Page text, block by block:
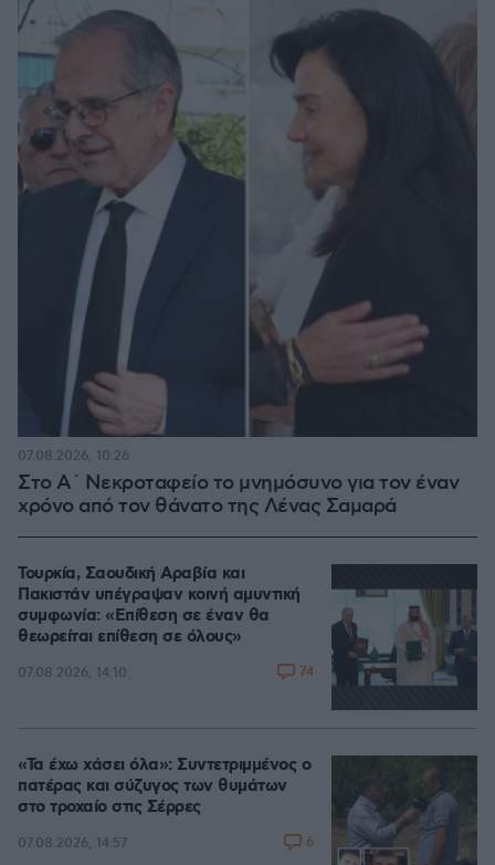
Στο Α΄ Νεκροταφείο το μνημόσυνο για τον έναν
χρόνο από τον θάνατο της Λένας Σαμαρά
07.08.2026, 10:26
Τουρκία, Σαουδική Αραβία και
Πακιστάν υπέγραψαν κοινή αμυντική
συμφωνία: «Επίθεση σε έναν θα
θεωρείται επίθεση σε όλους»
07.08.2026, 14:10 74
«Τα έχω χάσει όλα»: Συντετριμμένος ο
πατέρας και σύζυγος των θυμάτων
στο τροχαίο στις Σέρρες
07.08.2026, 14:57 6